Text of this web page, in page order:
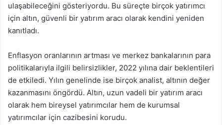
ulaşabileceğini gösteriyordu. Bu süreçte birçok yatırımcı
için altın, güvenli bir yatırım aracı olarak kendini yeniden
kanıtladı.
Enflasyon oranlarının artması ve merkez bankalarının para
politikalarıyla ilgili belirsizlikler, 2022 yılına dair beklentileri
de etkiledi. Yılın genelinde ise birçok analist, altının değer
kazanmasını öngördü. Altın, uzun vadeli bir yatırım aracı
olarak hem bireysel yatırımcılar hem de kurumsal
yatırımcılar için cazibesini korudu.